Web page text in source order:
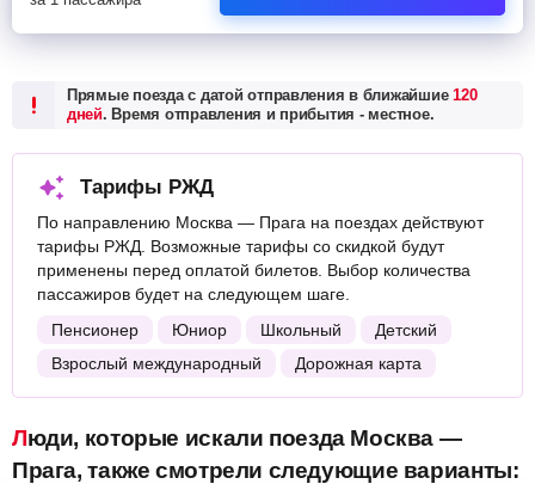
Прямые поезда с датой отправления в ближайшие120
дней. Время отправления и прибытия - местное.
Тарифы РЖД
По направлению Москва — Прага на поездах действуют
тарифы РЖД. Возможные тарифы со скидкой будут
применены перед оплатой билетов. Выбор количества
пассажиров будет на следующем шаге.
Пенсионер
Юниор Школьный
Детский
Взрослый международный
Дорожная карта
Люди, которые искали поезда Москва —
Прага, также смотрели следующие варианты: